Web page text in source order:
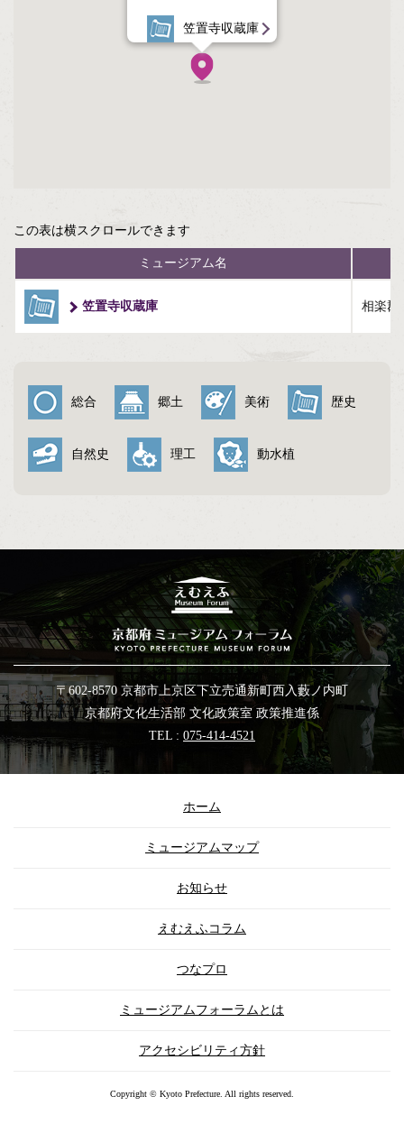
精華町（1）
伊根町（1）
笠置寺収蔵庫
この表は横スクロールできます
ミュージアム名
笠置寺収蔵庫 相楽郡
総合 郷土 美術 歴史
自然史 理工 動水植
〒602-8570 京都市上京区下立売通新町西入藪ノ内町
京都府文化生活部 文化政策室 政策推進係
TEL : 075-414-4521
ホーム
ミュージアムマップ
お知らせ
えむえふコラム
つなプロ
ミュージアムフォーラムとは
アクセシビリティ方針
Copyright © Kyoto Prefecture. All rights reserved.